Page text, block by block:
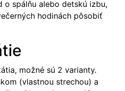
o spálňu alebo detskú izbu,
hodinách pôsobiť
možné sú 2 varianty.
(vlastnou strechou) a